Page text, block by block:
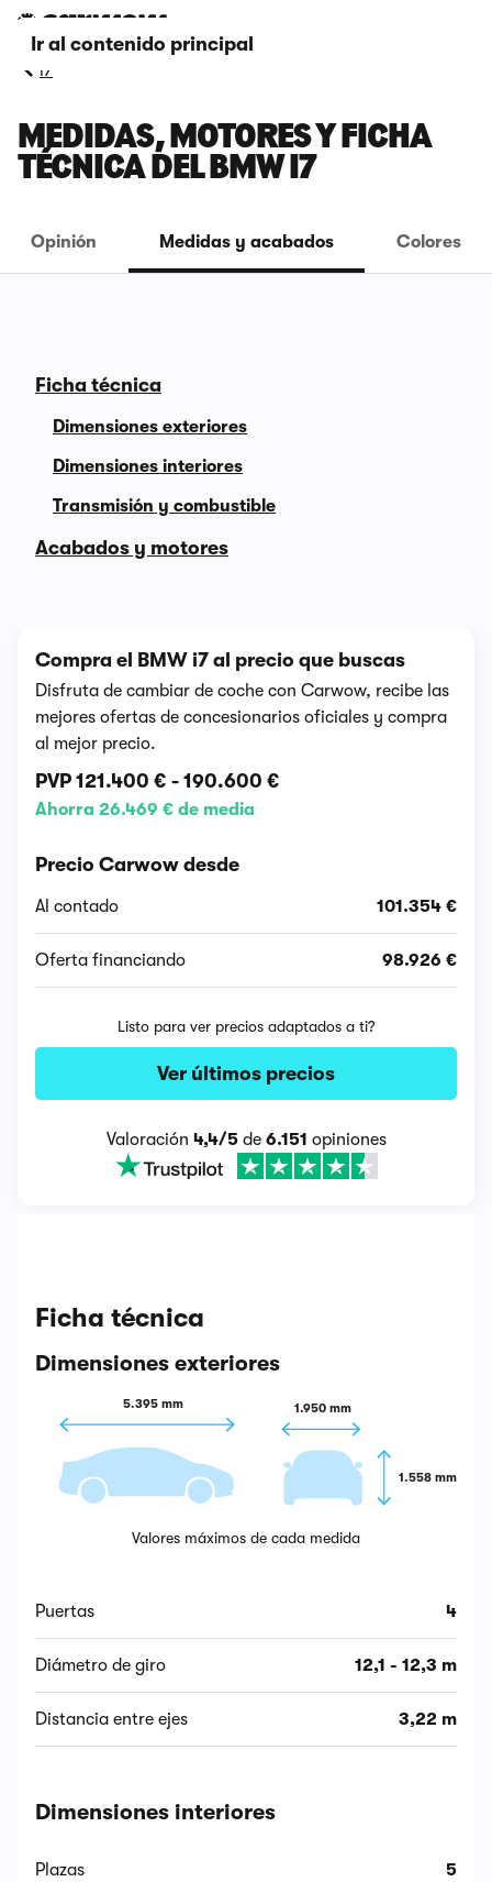
Ir al contenido principal
i7
MEDIDAS, MOTORES Y FICHA
TÉCNICA DEL BMW I7
Opinión Medidas y acabados Colores
Ficha técnica
Dimensiones exteriores
Dimensiones interiores
Transmisión y combustible
Acabados y motores
Compra el BMW i7 al precio que buscas
Disfruta de cambiar de coche con Carwow, recibe las
mejores ofertas de concesionarios oficiales y compra
al mejor precio.
PVP 121.400 € - 190.600 €
Ahorra 26.469 € de media
Precio Carwow desde
Al contado 101.354 €
Oferta financiando 98.926 €
Listo para ver precios adaptados a ti?
Ver últimos precios
Valoración 4,4/5de 6.151 opiniones
Ficha técnica
Dimensiones exteriores
5.395 mm 1.950 mm
1.558 mm
Valores máximos de cada medida
Puertas 4
Diámetro de giro 12,1 - 12,3 m
Distancia entre ejes 3,22 m
Dimensiones interiores
Plazas 5